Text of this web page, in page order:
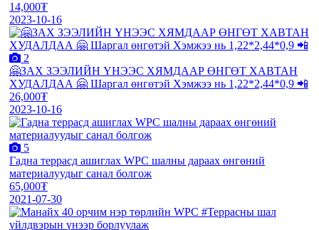
14,000₮
2023-10-16
2
🤗ЗАХ ЗЭЭЛИЙН ҮНЭЭС ХЯМДААР ӨНГӨТ ХАВТАН
ХУДАЛДАА 🤗 Шаргал өнгөтэй Хэмжээ нь 1,22*2,44*0,9 📲
26,000₮
2023-10-16
5
Гадна террасд ашиглах WPC шалны дараах өнгөний
материалуудыг санал болгож
65,000₮
2021-07-30